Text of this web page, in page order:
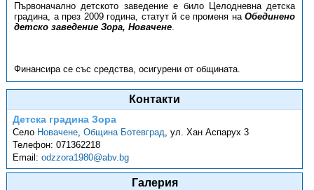
Първоначално детското заведение е било Целодневна детска
градина, а през 2009 година, статут й се променя наОбединено
детско заведение Зора, Новачене.
Финансира се със средства, осигурени от общината.
Контакти
Детска градина Зора
Село Новачене,Община Ботевград,ул. Хан Аспарух 3
Телефон:071362218
Email:odzzora1980@abv.bg
Галерия